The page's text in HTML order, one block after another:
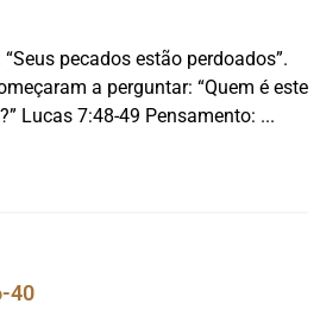
pecados estão perdoados”.
a perguntar: “Quem é este
Lucas 7:48-49 Pensamento:
40